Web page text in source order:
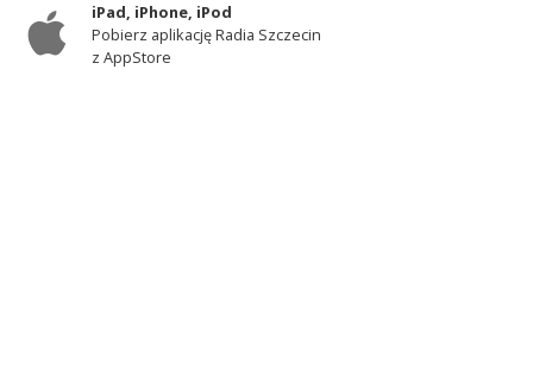
iPad, iPhone, iPod
Pobierz aplikację Radia Szczecin
z AppStore